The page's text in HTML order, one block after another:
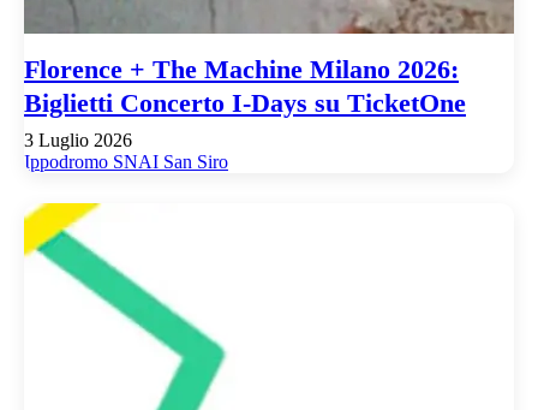
Florence + The Machine Milano 2026:
Biglietti Concerto I-Days su TicketOne
3 Luglio 2026
Ippodromo SNAI San Siro